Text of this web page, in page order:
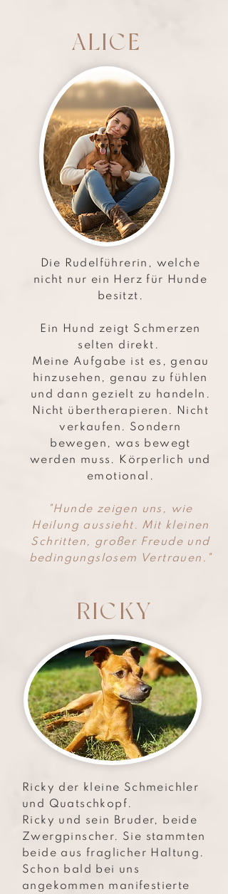
ALICE
Die Rudelführerin, welche
nicht nur ein Herz für Hunde
besitzt.
Ein Hund zeigt Schmerzen
selten direkt.
Meine Aufgabe ist es, genau
hinzusehen, genau zu fühlen
und dann gezielt zu handeln.
Nicht übertherapieren. Nicht
verkaufen. Sondern
bewegen, was bewegt
werden muss. Körperlich und
emotional.
"Hunde zeigen uns, wie
Heilung aussieht. Mit kleinen
Schritten, großer Freude und
bedingungslosem Vertrauen."
RICKY
Ricky der kleine Schmeichler
und Quatschkopf.
Ricky und sein Bruder, beide
Zwergpinscher. Sie stammten
beide aus fraglicher Haltung.
Schon bald bei uns
angekommen manifestierte